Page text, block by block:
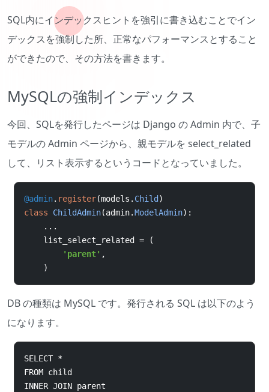
SQL内にインデックスヒントを強引に書き込むことでイン
デックスを強制した所、正常なパフォーマンスとすること
ができたので、その方法を書きます。
MySQLの強制インデックス
今回、SQLを発行したページは Django の Admin 内で、子
モデルの Admin ページから、親モデルを select_related
して、リスト表示するというコードとなっていました。
@admin. register(models . Child )
class
ChildAdmin(admin.ModelAdmin):
...
    list_select_related
=
(
'parent' ,
)
DB の種類は MySQL です。発行される SQL は以下のよう
になります。
SELECT *
FROM child
INNER JOIN parent